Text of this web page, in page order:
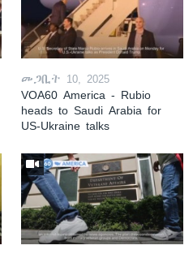
መጋቢት 10, 2025
VOA60 America - Rubio
heads to Saudi Arabia for
US-Ukraine talks